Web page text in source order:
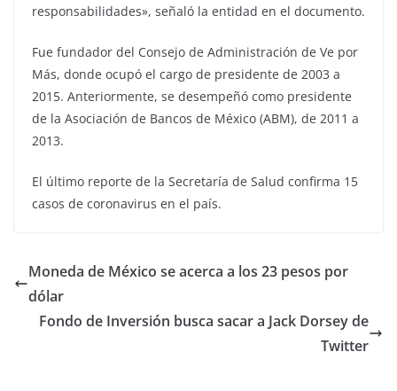
responsabilidades», señaló la entidad en el documento.
Fue fundador del Consejo de Administración de Ve por
Más, donde ocupó el cargo de presidente de 2003 a
2015. Anteriormente, se desempeñó como presidente
de la Asociación de Bancos de México (ABM), de 2011 a
2013.
El último reporte de la Secretaría de Salud confirma 15
casos de coronavirus en el país.
Moneda de México se acerca a los 23 pesos por
dólar
Fondo de Inversión busca sacar a Jack Dorsey de
Twitter